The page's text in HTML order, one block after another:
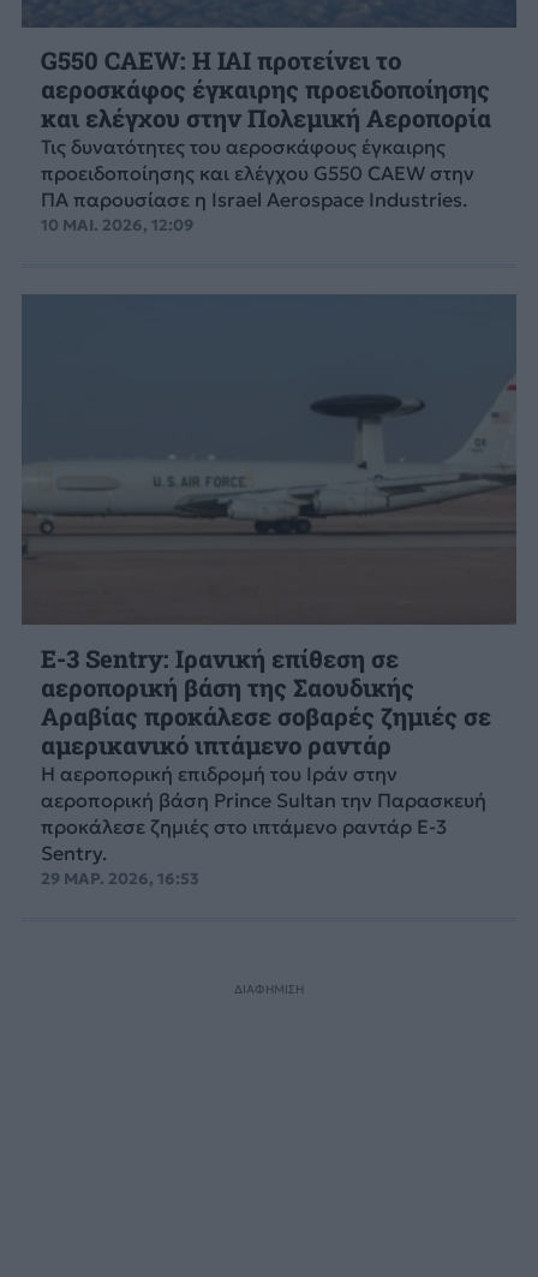
G550 CAEW: H IAI προτείνει το
αεροσκάφος έγκαιρης προειδοποίησης
και ελέγχου στην Πολεμική Αεροπορία
Τις δυνατότητες του αεροσκάφους έγκαιρης
προειδοποίησης και ελέγχου G550 CAEW στην
ΠΑ παρουσίασε η Israel Aerospace Industries.
10 ΜΑΙ. 2026, 12:09
E-3 Sentry: Ιρανική επίθεση σε
αεροπορική βάση της Σαουδικής
Αραβίας προκάλεσε σοβαρές ζημιές σε
αμερικανικό ιπτάμενο ραντάρ
Η αεροπορική επιδρομή του Ιράν στην
αεροπορική βάση Prince Sultan την Παρασκευή
προκάλεσε ζημιές στο ιπτάμενο ραντάρ E-3
Sentry.
29 ΜΑΡ. 2026, 16:53
ΔΙΑΦΗΜΙΣΗ